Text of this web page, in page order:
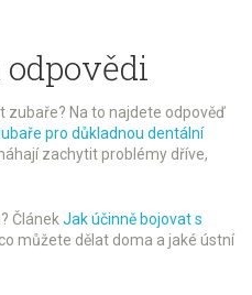
zubaře? Na to najdete odpověď
pro důkladnou dentální
zachytit problémy dříve,
Článek Jak účinně bojovat s
můžete dělat doma a jaké ústní